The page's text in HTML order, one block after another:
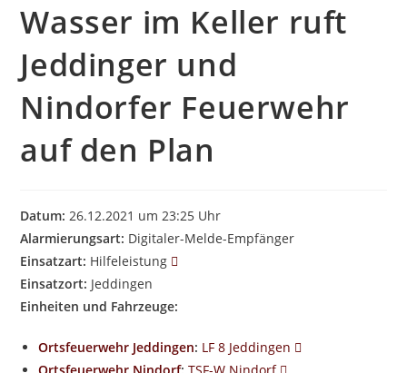
Wasser im Keller ruft
Jeddinger und
Nindorfer Feuerwehr
auf den Plan
Datum: 26.12.2021 um 23:25 Uhr
Alarmierungsart: Digitaler-Melde-Empfänger
Einsatzart: Hilfeleistung
Einsatzort: Jeddingen
Einheiten und Fahrzeuge:
Ortsfeuerwehr Jeddingen: LF 8 Jeddingen